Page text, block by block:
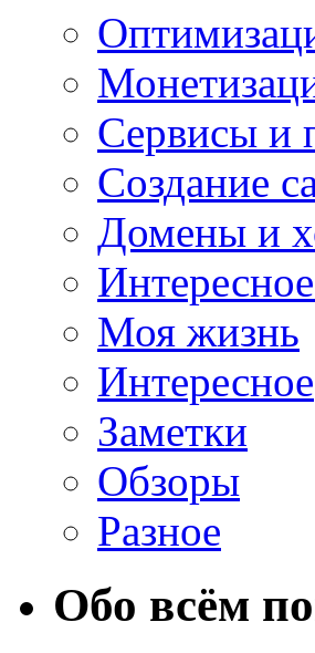
Сервисы и
Создание
Домены и
Моя жизнь
Интересное
Заметки
Обзоры
Разное
Обо всём